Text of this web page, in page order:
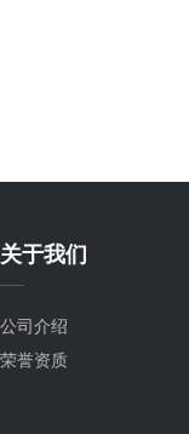
关于我们
公司介绍
荣誉资质